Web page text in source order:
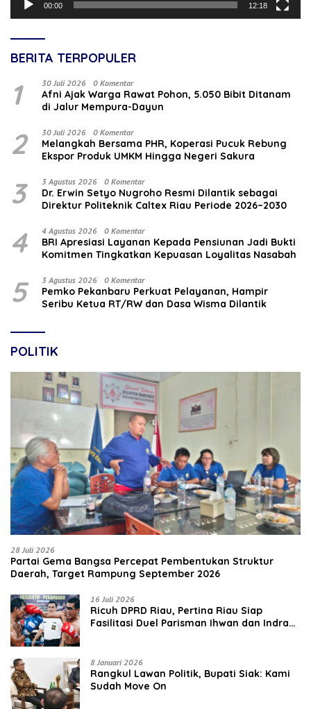
00:00 12:18
BERITA TERPOPULER
1 30 Juli 2026 0 Komentar
Afni Ajak Warga Rawat Pohon, 5.050 Bibit Ditanam
di Jalur Mempura-Dayun
2 30 Juli 2026 0 Komentar
Melangkah Bersama PHR, Koperasi Pucuk Rebung
Ekspor Produk UMKM Hingga Negeri Sakura
3 3 Agustus 2026 0 Komentar
‎Dr. Erwin Setyo Nugroho Resmi Dilantik sebagai
Direktur Politeknik Caltex Riau Periode 2026–2030
4 4 Agustus 2026 0 Komentar
BRI Apresiasi Layanan Kepada Pensiunan Jadi Bukti
Komitmen Tingkatkan Kepuasan Loyalitas Nasabah
5 3 Agustus 2026 0 Komentar
Pemko Pekanbaru Perkuat Pelayanan, Hampir
Seribu Ketua RT/RW dan Dasa Wisma Dilantik
POLITIK
28 Juli 2026
Partai Gema Bangsa Percepat Pembentukan Struktur
Daerah, Target Rampung September 2026
16 Juli 2026
‎Ricuh DPRD Riau, Pertina Riau Siap
Fasilitasi Duel Parisman Ihwan dan Indra
8 Januari 2026
Rangkul Lawan Politik, Bupati Siak: Kami
Sudah Move On